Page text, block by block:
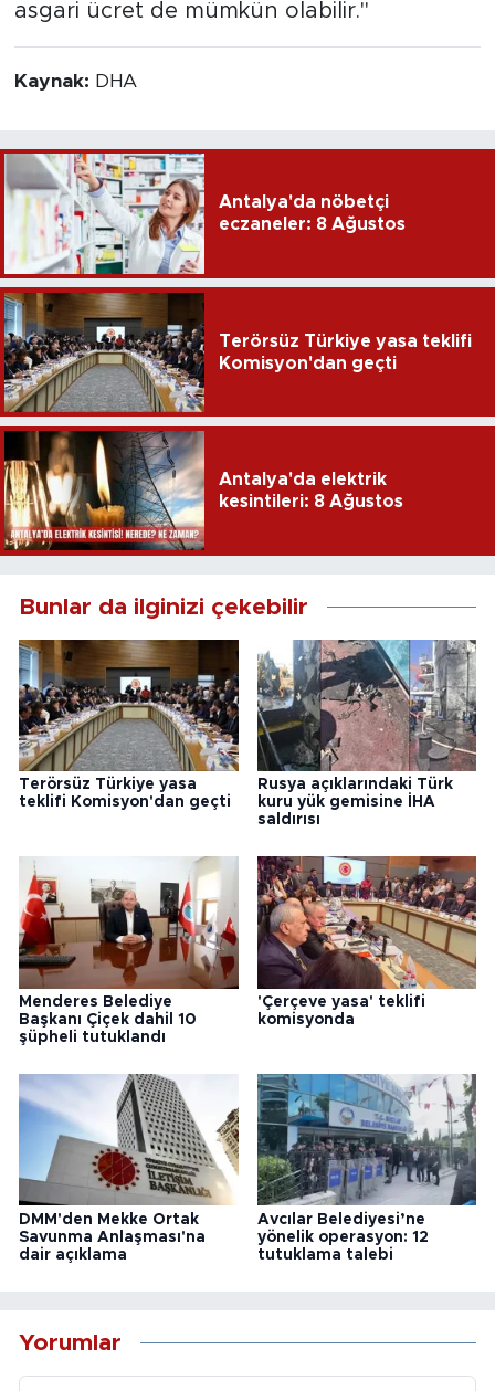
asgari ücret de mümkün olabilir."
Kaynak: DHA
Antalya'da nöbetçi
eczaneler: 8 Ağustos
Terörsüz Türkiye yasa teklifi
Komisyon'dan geçti
Antalya'da elektrik
kesintileri: 8 Ağustos
Bunlar da ilginizi çekebilir
Terörsüz Türkiye yasa
teklifi Komisyon'dan geçti
Rusya açıklarındaki Türk
kuru yük gemisine İHA
saldırısı
Menderes Belediye
Başkanı Çiçek dahil 10
şüpheli tutuklandı
'Çerçeve yasa' teklifi
komisyonda
DMM'den Mekke Ortak
Savunma Anlaşması'na
dair açıklama
Avcılar Belediyesi’ne
yönelik operasyon: 12
tutuklama talebi
Yorumlar